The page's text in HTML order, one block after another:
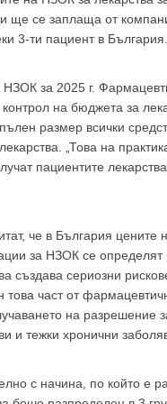
ще се заплаща от
3-ти пациент в България.
за 2025 г.
на бюджета за
размер всички
„Това на
пациентите
че в България цените
за НЗОК се
създава сериозни
част от
на разрешение
и тежки хронични
с начина, по който е
НОВИНИ
да може да виждате
Аз съм медицински